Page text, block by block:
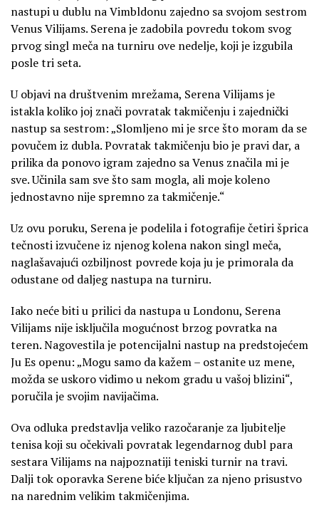
nastupi u dublu na Vimbldonu zajedno sa svojom sestrom
Venus Vilijams. Serena je zadobila povredu tokom svog
prvog singl meča na turniru ove nedelje, koji je izgubila
posle tri seta.
U objavi na društvenim mrežama, Serena Vilijams je
istakla koliko joj znači povratak takmičenju i zajednički
nastup sa sestrom: „Slomljeno mi je srce što moram da se
povučem iz dubla. Povratak takmičenju bio je pravi dar, a
prilika da ponovo igram zajedno sa Venus značila mi je
sve. Učinila sam sve što sam mogla, ali moje koleno
jednostavno nije spremno za takmičenje.“
Uz ovu poruku, Serena je podelila i fotografije četiri šprica
tečnosti izvučene iz njenog kolena nakon singl meča,
naglašavajući ozbiljnost povrede koja ju je primorala da
odustane od daljeg nastupa na turniru.
Iako neće biti u prilici da nastupa u Londonu, Serena
Vilijams nije isključila mogućnost brzog povratka na
teren. Nagovestila je potencijalni nastup na predstojećem
Ju Es openu: „Mogu samo da kažem – ostanite uz mene,
možda se uskoro vidimo u nekom gradu u vašoj blizini“,
poručila je svojim navijačima.
Ova odluka predstavlja veliko razočaranje za ljubitelje
tenisa koji su očekivali povratak legendarnog dubl para
sestara Vilijams na najpoznatiji teniski turnir na travi.
Dalji tok oporavka Serene biće ključan za njeno prisustvo
na narednim velikim takmičenjima.